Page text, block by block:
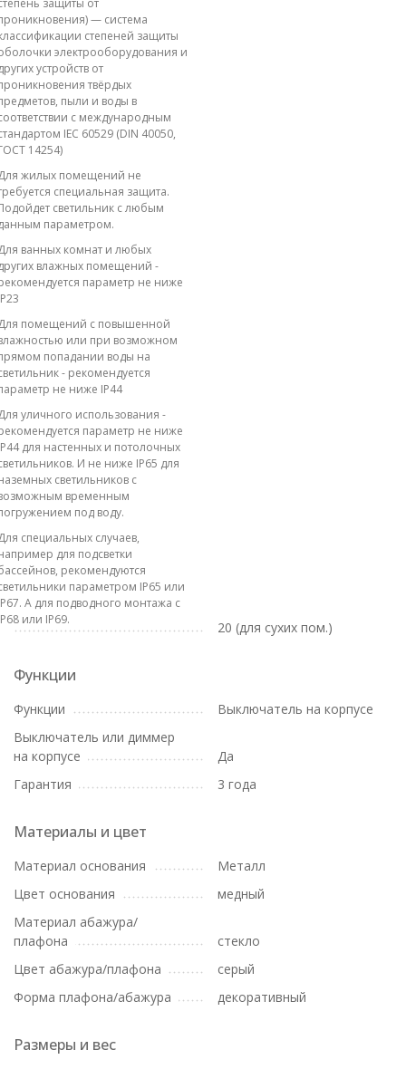
защиты от
— система
степеней защиты
электрооборудования и
устройств от
твёрдых
пыли и воды в
с международным
IEC 60529 (DIN 40050,
14254)
жилых помещений не
специальная защита.
светильник с любым
параметром.
ванных комнат и любых
влажных помещений -
параметр не ниже
помещений с повышенной
или при возможном
попадании воды на
- рекомендуется
не ниже IP44
уличного использования -
параметр не ниже
для настенных и потолочных
И не ниже IP65 для
светильников с
временным
под воду.
специальных случаев,
для подсветки
рекомендуются
параметром IP65 или
А для подводного монтажа с
или IP69.
20 (для сухих пом.)
Функции
Функции
Выключатель на корпусе
Выключатель или диммер
на корпусе
Да
Гарантия
3 года
Материалы и цвет
Материал основания
Металл
Цвет основания
медный
Материал абажура/
плафона
стекло
Цвет абажура/плафона
серый
Форма плафона/абажура
декоративный
Размеры и вес